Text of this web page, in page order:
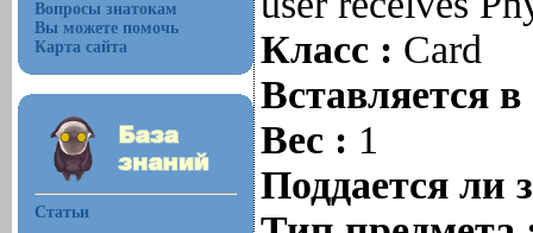
Вопросы знатокам
Вы можете помочь
Карта сайта
Статьи
Класс : Card
Вставляется
Вес : 1
Поддается ли